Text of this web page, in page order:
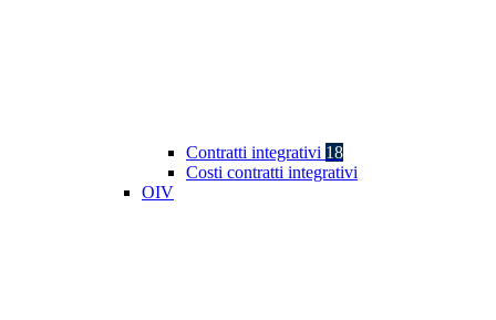
Contratti integrativi 18
Costi contratti integrativi
OIV